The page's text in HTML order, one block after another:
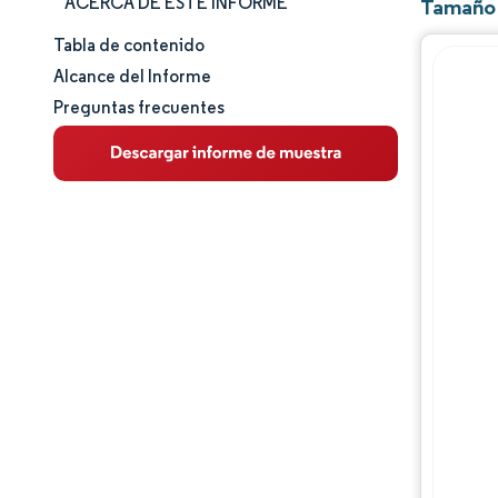
Tamaño y cuota de mercado
Análisis de mercado
Tendencias e ideas
Tabla de contenido
Alcance del Informe
Preguntas frecuentes